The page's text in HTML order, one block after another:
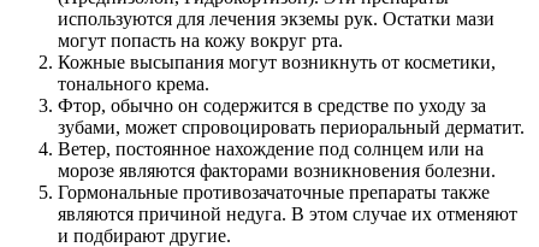
используются для лечения экземы рук. Остатки мази
могут попасть на кожу вокруг рта.
Кожные высыпания могут возникнуть от косметики,
тонального крема.
Фтор, обычно он содержится в средстве по уходу за
зубами, может спровоцировать периоральный дерматит.
Ветер, постоянное нахождение под солнцем или на
морозе являются факторами возникновения болезни.
Гормональные противозачаточные препараты также
являются причиной недуга. В этом случае их отменяют
и подбирают другие.